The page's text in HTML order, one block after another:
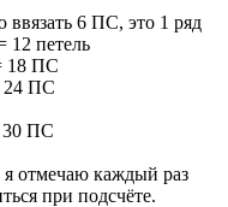
6 ПС, это 1 ряд
12 петель
18 ПС
24 ПС
30 ПС
каждый раз
при подсчёте.